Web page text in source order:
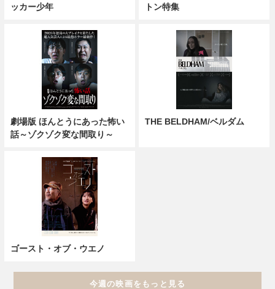
ッカー少年
トン特集
劇場版 ほんとうにあった怖い
話～ゾクゾク変な間取り～
THE BELDHAM/ベルダム
ゴースト・オブ・ウエノ
今週の映画をもっと見る